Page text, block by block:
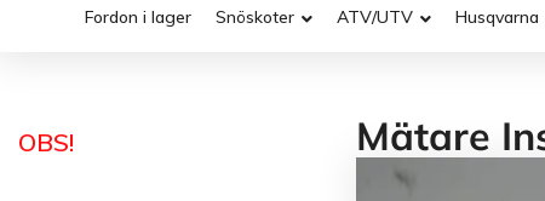
Fordon i lager Snöskoter ATV/UTV Husqvarna
OBS! Mätare